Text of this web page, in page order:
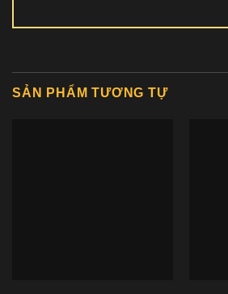
SẢN PHẨM TƯƠNG TỰ